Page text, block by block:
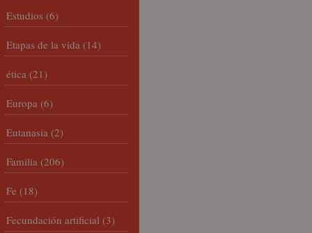
Estudios (6)
Etapas de la vida (14)
ética (21)
Europa (6)
Eutanasia (2)
Familia (206)
Fe (18)
Fecundación artificial (3)